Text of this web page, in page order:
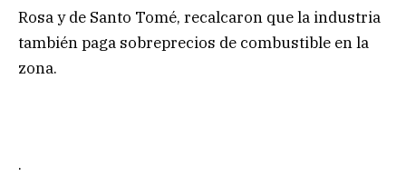
Rosa y de Santo Tomé, recalcaron que la industria
también paga sobreprecios de combustible en la
zona.
.